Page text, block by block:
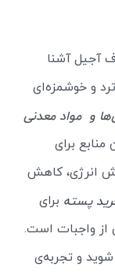
آجیل آشنا
و خوشمزه‌ای
و مواد معدنی
برای
انرژی، کاهش
پسته برای
از واجبات است.
و تجربه‌ی